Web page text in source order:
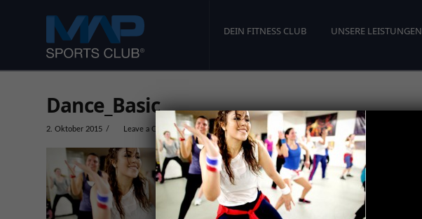
DEIN FITNESS CLUB UNSERE LEISTUNGEN
Dance_Basic
2. Oktober 2015 Leave a Comment